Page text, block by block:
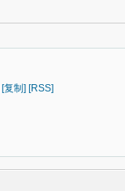
[复制] [RSS]